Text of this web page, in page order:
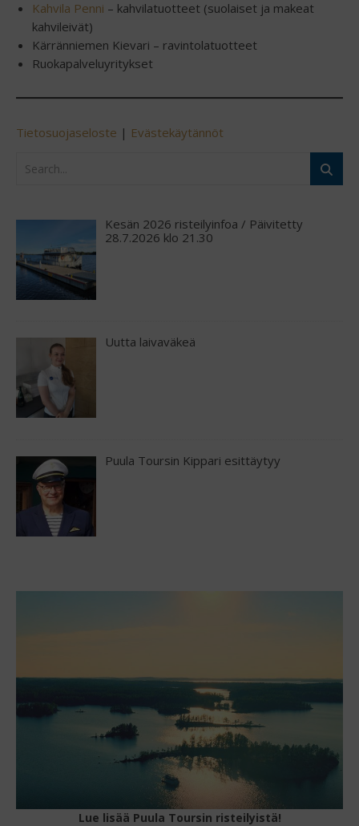
Kahvila Penni – kahvilatuotteet (suolaiset ja makeat
kahvileivät)
Kärränniemen Kievari – ravintolatuotteet
Ruokapalveluyritykset
Tietosuojaseloste | Evästekäytännöt
Kesän 2026 risteilyinfoa / Päivitetty
28.7.2026 klo 21.30
Uutta laivaväkeä
Puula Toursin Kippari esittäytyy
Lue lisää Puula Toursin risteilyistä!